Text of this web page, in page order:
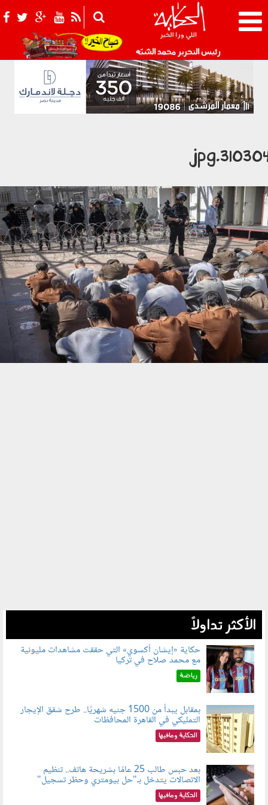
رئيس التحرير محمد الشبّه 021_2.png
الأكثر تداولاً
080802.jpg
حكاية «إيشان أكسوي» التي حققت مشاهدات مليونية
مع محمد صلاح في تركيا
رياضة
080801.jpg
بمقابل يبدأ من 1500 جنيه شهريًا.. طرح شقق الإيجار
التمليكي في القاهرة المحافظات
الحكاية ومافيها
080803.jpg
بعد حبس طالب 25 عامًا بشريحة هاتف.. تنظيم
الاتصالات يتدخل بـ"حل بيومتري وحظر تسجيل"
الحكاية ومافيها